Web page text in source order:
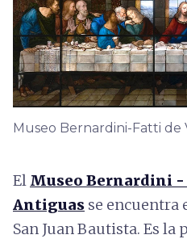
Museo Bernardini-Fatti de
El Museo Bernardini
Antiguas se encuentra
San Juan Bautista. Es